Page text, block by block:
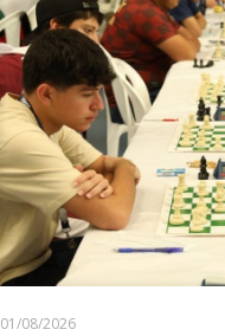
01/08/2026